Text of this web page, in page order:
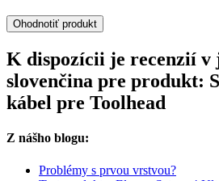
Ohodnotiť produkt
K dispozícii je recenzií v
slovenčina pre produkt:
kábel pre Toolhead
Z nášho blogu:
Problémy s prvou vrstvou?